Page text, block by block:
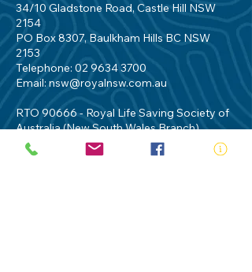
34/10 Gladstone Road, Castle Hill NSW
2154
PO Box 8307, Baulkham Hills BC NSW
2153
Telephone: 02 9634 3700
Email:nsw@royalnsw.com.au
RTO 90666 - Royal Life Saving Society of
Australia (New South Wales Branch)